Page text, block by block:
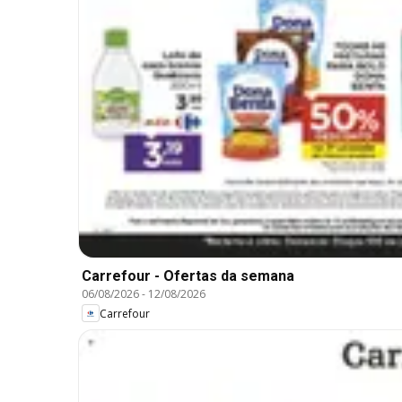
Carrefour - Ofertas da semana
06/08/2026- 12/08/2026
Carrefour